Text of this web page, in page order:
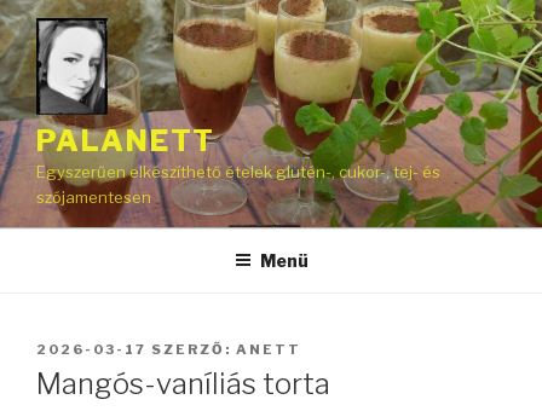
Tartalomhoz
PALANETT
Egyszerűen elkészíthető ételek glutén-, cukor-, tej- és
szójamentesen
Menü
BEKÜLDVE:
2026-03-17 SZERZŐ: ANETT
Mangós-vaníliás torta